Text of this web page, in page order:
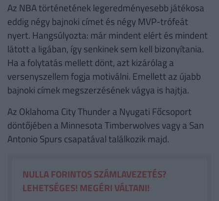
Az NBA történetének legeredményesebb játékosa
eddig négy bajnoki címet és négy MVP-trófeát
nyert. Hangsúlyozta: már mindent elért és mindent
látott a ligában, így senkinek sem kell bizonyítania.
Ha a folytatás mellett dönt, azt kizárólag a
versenyszellem fogja motiválni. Emellett az újabb
bajnoki címek megszerzésének vágya is hajtja.
Az Oklahoma City Thunder a Nyugati Főcsoport
döntőjében a Minnesota Timberwolves vagy a San
Antonio Spurs csapatával találkozik majd.
NULLA FORINTOS SZÁMLAVEZETÉS?
LEHETSÉGES! MEGÉRI VÁLTANI!